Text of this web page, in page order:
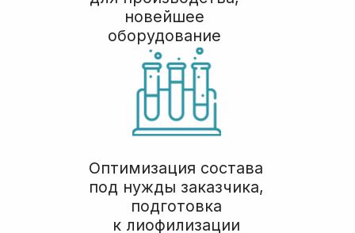
г. Москва, Годовикова 9,
стр 12, подъезд 12.1, этаж
Мы всегда
на связи:
Политика конфиденциальности